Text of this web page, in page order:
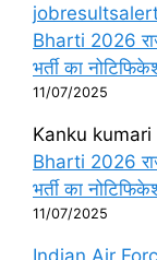
Bharti 2026
भर्ती का
11/07/2025
Kanku kumari
Bharti 2026
भर्ती का
11/07/2025
Indian Air